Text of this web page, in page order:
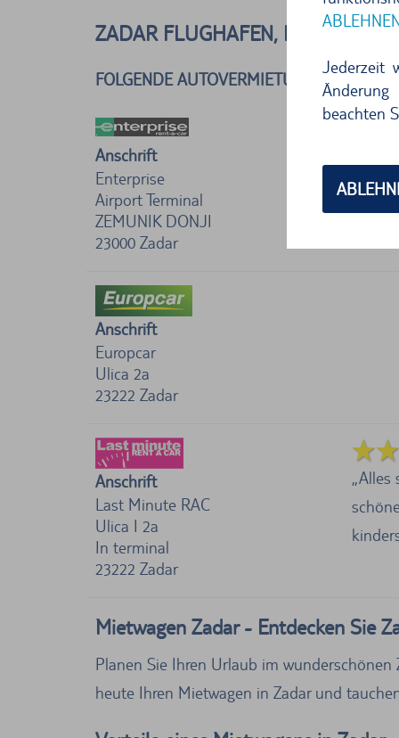
Jederzeit
beachten
ZADAR FLUGHAFEN, KROATIEN
FOLGENDE AUTOVERMIETUNGEN
Anschrift
Enterprise
Airport Terminal
ZEMUNIK DONJI
23000 Zadar
Anschrift
Europcar
Ulica 2a
23222 Zadar
Anschrift
Last Minute RAC
Ulica I 2a
In terminal
23222 Zadar
Alles
Mietwagen Zadar - Entdecken Sie
Planen Sie Ihren Urlaub im
heute Ihren Mietwagen in Zadar und